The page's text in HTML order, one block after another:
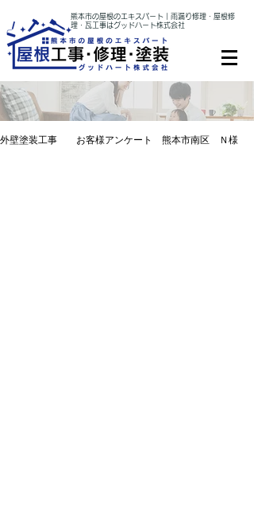
熊本市の屋根のエキスパート｜雨漏り修理・屋根修
理・瓦工事はグッドハート株式会社
外壁塗装工事 お客様アンケート 熊本市南区 Ｎ様